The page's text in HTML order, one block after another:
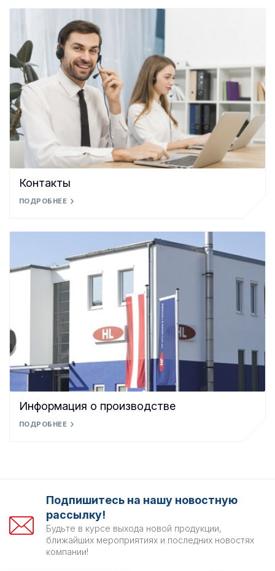
Контакты
ПОДРОБНЕЕ
Информация о производстве
ПОДРОБНЕЕ
Подпишитесь на нашу новостную
рассылку!
Будьте в курсе выхода новой продукции,
ближайших мероприятиях и последних новостях
компании!